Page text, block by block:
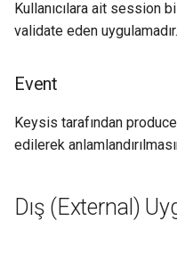
Kullanıcılara ait session
validate eden uygulamadır.
Event
Keysis tarafından
edilerek
Dış (External)